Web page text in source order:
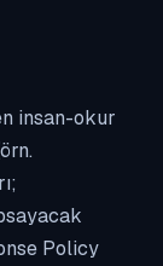
insan-okur
Policy